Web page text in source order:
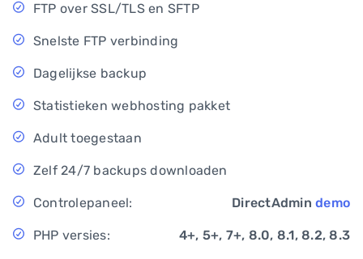
FTP over SSL/TLS en SFTP
Snelste FTP verbinding
Dagelijkse backup
Statistieken webhosting pakket
Adult toegestaan
Zelf 24/7 backups downloaden
Controlepaneel: DirectAdmindemo
PHP versies: 4+, 5+, 7+, 8.0, 8.1, 8.2, 8.3